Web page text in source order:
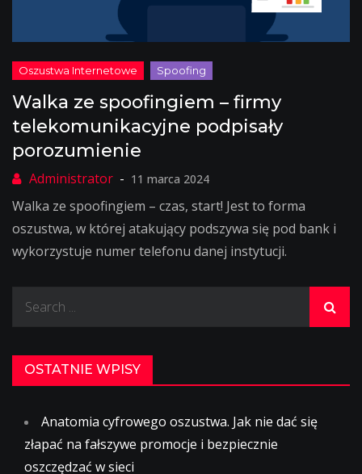
Walka ze spoofingiem – firmy
telekomunikacyjne podpisały
porozumienie
11 marca 2024
Walka ze spoofingiem – czas, start! Jest to forma
oszustwa, w której atakujący podszywa się pod bank i
wykorzystuje numer telefonu danej instytucji.
OSTATNIE WPISY
Anatomia cyfrowego oszustwa. Jak nie dać się
złapać na fałszywe promocje i bezpiecznie
oszczędzać w sieci